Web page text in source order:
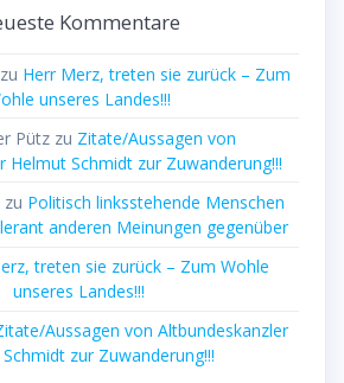
Kommentare
Herr Merz, treten sie zurück – Zum
unseres Landes!!!
Pützzu Zitate/Aussagen von
Helmut Schmidt zur Zuwanderung!!!
zu Politisch linksstehende Menschen
anderen Meinungen gegenüber
treten sie zurück – Zum Wohle
unseres Landes!!!
Aussagen von Altbundeskanzler
zur Zuwanderung!!!